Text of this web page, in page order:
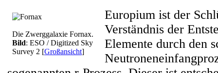
Die Zwerggalaxie Fornax.
Bild: ESO / Digitized Sky
Survey 2 [Großansicht]
Europium ist der
Verständnis der
Elemente durch den